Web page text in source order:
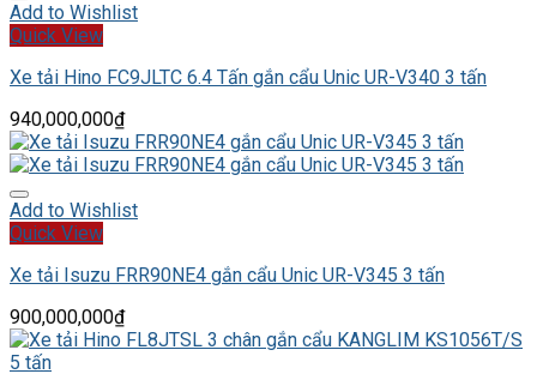
Add to Wishlist
Quick View
Xe tải Hino FC9JLTC 6.4 Tấn gắn cẩu Unic UR-V340 3 tấn
940,000,000₫
Add to Wishlist
Quick View
Xe tải Isuzu FRR90NE4 gắn cẩu Unic UR-V345 3 tấn
900,000,000₫